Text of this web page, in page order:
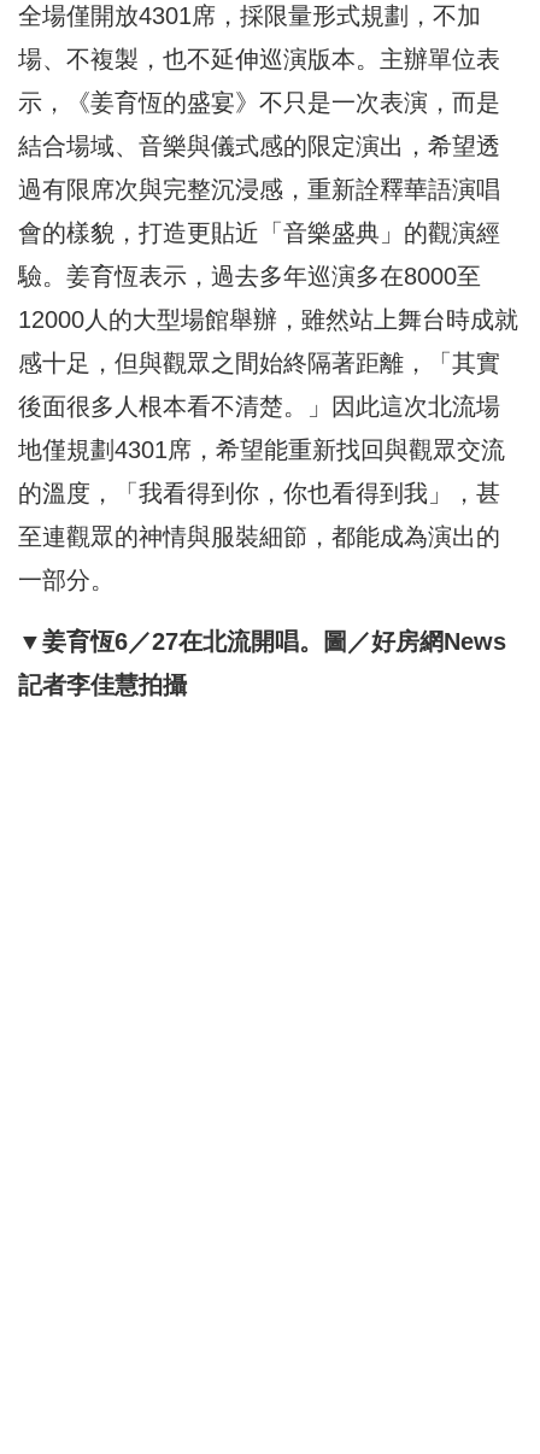
全場僅開放4301席，採限量形式規劃，不加
場、不複製，也不延伸巡演版本。主辦單位表
示，《姜育恆的盛宴》不只是一次表演，而是
結合場域、音樂與儀式感的限定演出，希望透
過有限席次與完整沉浸感，重新詮釋華語演唱
會的樣貌，打造更貼近「音樂盛典」的觀演經
驗。姜育恆表示，過去多年巡演多在8000至
12000人的大型場館舉辦，雖然站上舞台時成就
感十足，但與觀眾之間始終隔著距離，「其實
後面很多人根本看不清楚。」因此這次北流場
地僅規劃4301席，希望能重新找回與觀眾交流
的溫度，「我看得到你，你也看得到我」，甚
至連觀眾的神情與服裝細節，都能成為演出的
一部分。
▼姜育恆6／27在北流開唱。圖／好房網News
記者李佳慧拍攝